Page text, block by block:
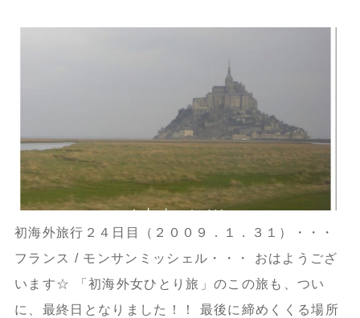
初海外旅行２４日目（２００９．１．３１）・・・
フランス / モンサンミッシェル・・・ おはようござ
います☆ 「初海外女ひとり旅」のこの旅も、つい
に、最終日となりました！！ 最後に締めくくる場所